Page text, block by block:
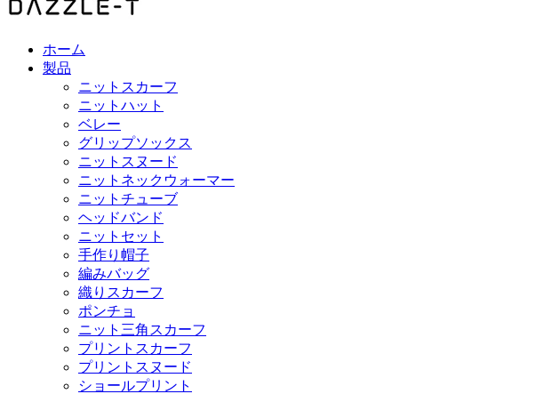
ホーム
製品
ニットスカーフ
ニットハット
ベレー
グリップソックス
ニットスヌード
ニットネックウォーマー
ニットチューブ
ヘッドバンド
ニットセット
手作り帽子
編みバッグ
織りスカーフ
ポンチョ
ニット三角スカーフ
プリントスカーフ
プリントスヌード
ショールプリント